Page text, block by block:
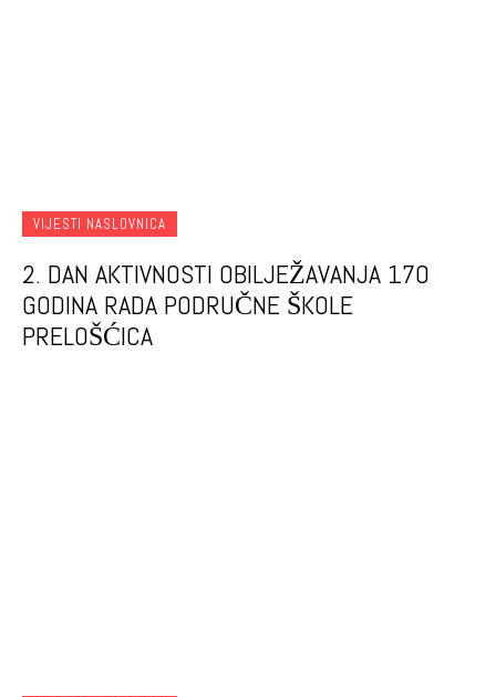
VIJESTI NASLOVNICA
2. DAN AKTIVNOSTI OBILJEŽAVANJA 170
GODINA RADA PODRUČNE ŠKOLE
PRELOŠĆICA